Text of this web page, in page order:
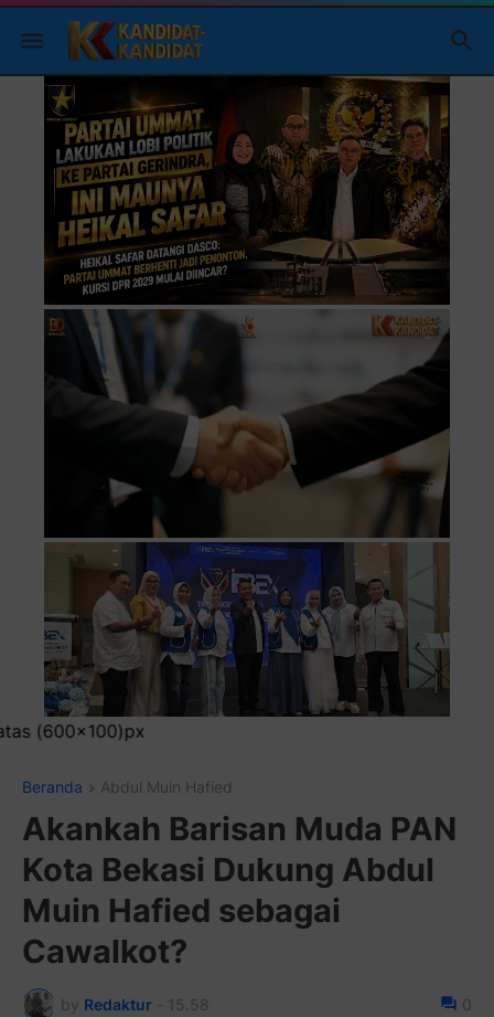
Beranda Abdul Muin Hafied
Akankah Barisan Muda PAN
Kota Bekasi Dukung Abdul
Muin Hafied sebagai
Cawalkot?
by Redaktur - 15.58 0